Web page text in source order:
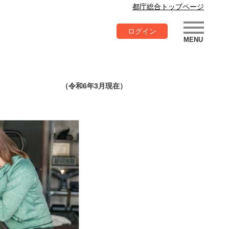
都庁総合トップページ
ログイン
（令和6年3月現在）